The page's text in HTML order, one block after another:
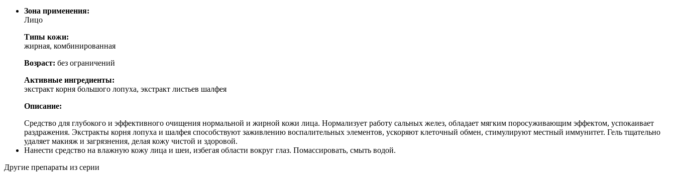
Зона применения:
Лицо
Типы кожи:
жирная, комбинированная
Возраст: без ограничений
Активные ингредиенты:
экстракт корня большого лопуха, экстракт листьев шалфея
Описание:
Средство для глубокого и эффективного очищения нормальной и жирной кожи лица. Нормализует работу сальных желез, обладает мягким поросуживающим эффектом, успокаивает
раздражения. Экстракты корня лопуха и шалфея способствуют заживлению воспалительных элементов, ускоряют клеточный обмен, стимулируют местный иммунитет. Гель тщательно
удаляет макияж и загрязнения, делая кожу чистой и здоровой.
Нанести средство на влажную кожу лица и шеи, избегая области вокруг глаз. Помассировать, смыть водой.
Другие препараты из серии